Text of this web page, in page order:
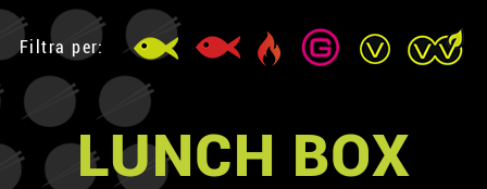
Filtra per:
LUNCH BOX